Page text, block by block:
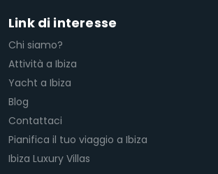
Link di interesse
Chi siamo?
Attività a Ibiza
Yacht a Ibiza
Blog
Contattaci
Pianifica il tuo viaggio a Ibiza
Ibiza Luxury Villas